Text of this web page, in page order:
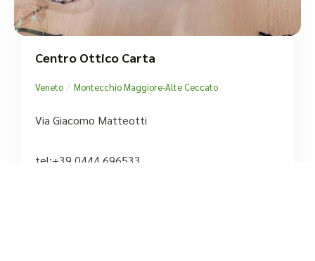
Centro Ottico Carta
Veneto / Montecchio Maggiore-Alte Ceccato
Via Giacomo Matteotti
tel:+39 0444 696533